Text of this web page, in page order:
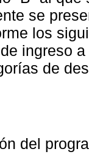
se
los
ingreso
de
del